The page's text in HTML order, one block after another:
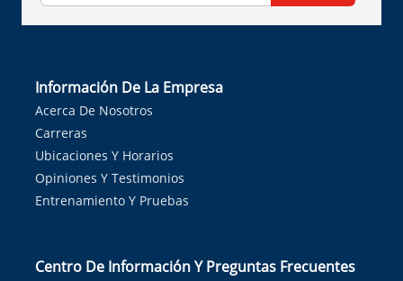
Información De La Empresa
Acerca De Nosotros
Carreras
Ubicaciones Y Horarios
Opiniones Y Testimonios
Entrenamiento Y Pruebas
Centro De Información Y Preguntas Frecuentes